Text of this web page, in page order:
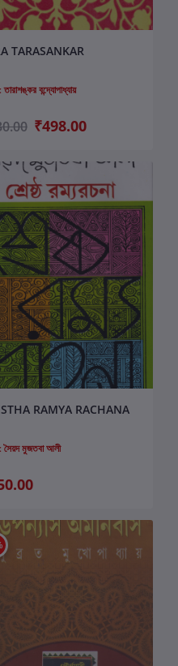
কার্টে যোগ করুন
TARASANKAR
তারাশঙ্কর বন্দ্যোপাধ্যায়
₹498.00
কার্টে যোগ করুন
RAMYA RACHANA
সৈয়দ মুজতবা আলী